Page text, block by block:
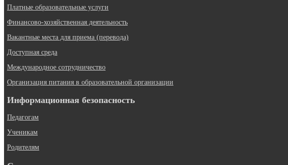
Платные образовательные услуги
Финансово-хозяйственная деятельность
Вакантные места для приема (перевода)
Доступная среда
Международное сотрудничество
Организация питания в образовательной организации
Информационная безопасность
Педагогам
Ученикам
Родителям